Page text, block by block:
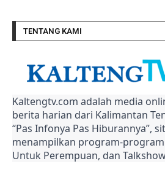
TENTANG KAMI
Kaltengtv.com adalah media
berita harian dari Kalimantan
“Pas Infonya Pas Hiburannya”,
menampilkan program-
Untuk Perempuan, dan